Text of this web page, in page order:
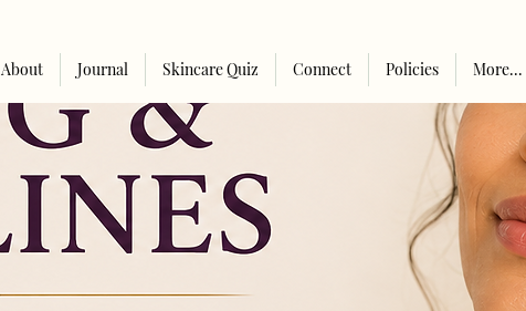
About Journal Skincare Quiz Connect Policies More...